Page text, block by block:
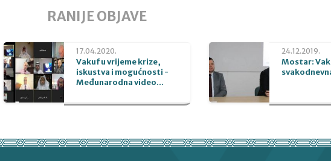
RANIJE OBJAVE
17.04.2020.
Vakuf u vrijeme krize,
iskustva i mogućnosti -
Međunarodna video...
24.12.2019.
Mostar: